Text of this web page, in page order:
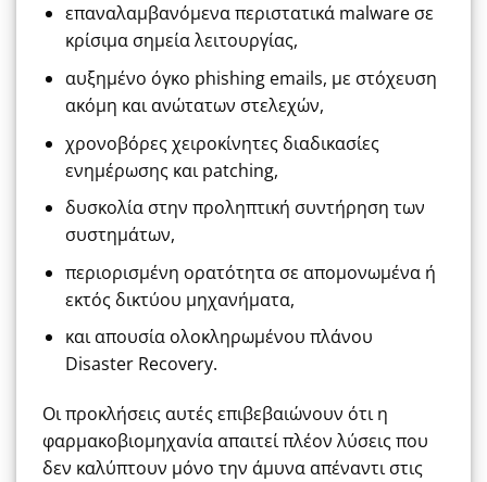
επαναλαμβανόμενα περιστατικά malware σε
κρίσιμα σημεία λειτουργίας,
αυξημένο όγκο phishing emails, με στόχευση
ακόμη και ανώτατων στελεχών,
χρονοβόρες χειροκίνητες διαδικασίες
ενημέρωσης και patching,
δυσκολία στην προληπτική συντήρηση των
συστημάτων,
περιορισμένη ορατότητα σε απομονωμένα ή
εκτός δικτύου μηχανήματα,
και απουσία ολοκληρωμένου πλάνου
Disaster Recovery.
Οι προκλήσεις αυτές επιβεβαιώνουν ότι η
φαρμακοβιομηχανία απαιτεί πλέον λύσεις που
δεν καλύπτουν μόνο την άμυνα απέναντι στις